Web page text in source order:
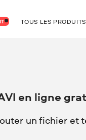
TOUS LES PRODUITS
en ligne
un fichier et